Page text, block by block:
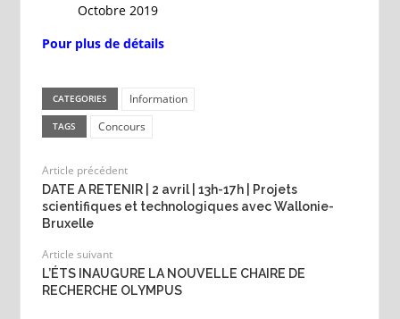
Octobre 2019
Pour plus de détails
CATEGORIES Information
TAGS Concours
Article précédent
DATE A RETENIR | 2 avril | 13h-17h | Projets
scientifiques et technologiques avec Wallonie-
Bruxelle
Article suivant
L’ÉTS INAUGURE LA NOUVELLE CHAIRE DE
RECHERCHE OLYMPUS